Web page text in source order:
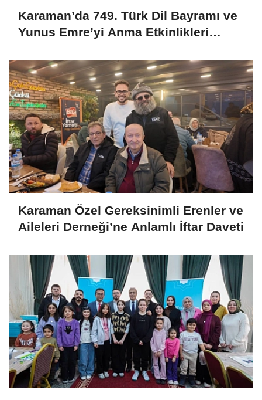
Karaman’da 749. Türk Dil Bayramı ve
Yunus Emre’yi Anma Etkinlikleri
Karaman Özel Gereksinimli Erenler ve
Aileleri Derneği’ne Anlamlı İftar Daveti